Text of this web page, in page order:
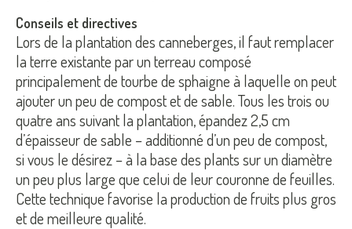
Conseils et directives
Lors de la plantation des canneberges, il faut remplacer
la terre existante par un terreau composé
principalement de tourbe de sphaigne à laquelle on peut
ajouter un peu de compost et de sable. Tous les trois ou
quatre ans suivant la plantation, épandez 2,5 cm
d’épaisseur de sable – additionné d’un peu de compost,
si vous le désirez – à la base des plants sur un diamètre
un peu plus large que celui de leur couronne de feuilles.
Cette technique favorise la production de fruits plus gros
et de meilleure qualité.